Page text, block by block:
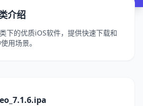
介绍
下的优质iOS软件，提供快速下载和
用场景。